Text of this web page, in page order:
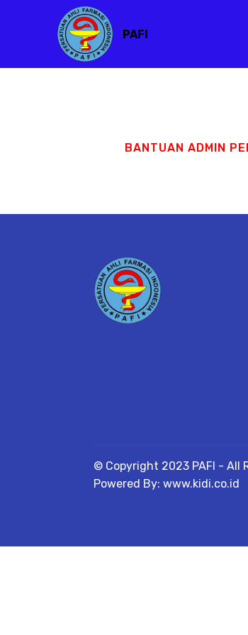
PAFI
BANTUAN ADMIN
© Copyright 2023 PAFI - All
Powered By: www.kidi.co.id